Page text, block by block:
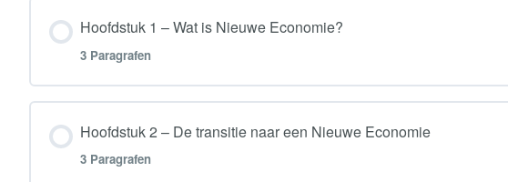
Hoofdstuk 1 – Wat is Nieuwe Economie?
3 Paragrafen
1.1 Economie is overal
Hoofdstuk 2 – De transitie naar een Nieuwe Economie
3 Paragrafen